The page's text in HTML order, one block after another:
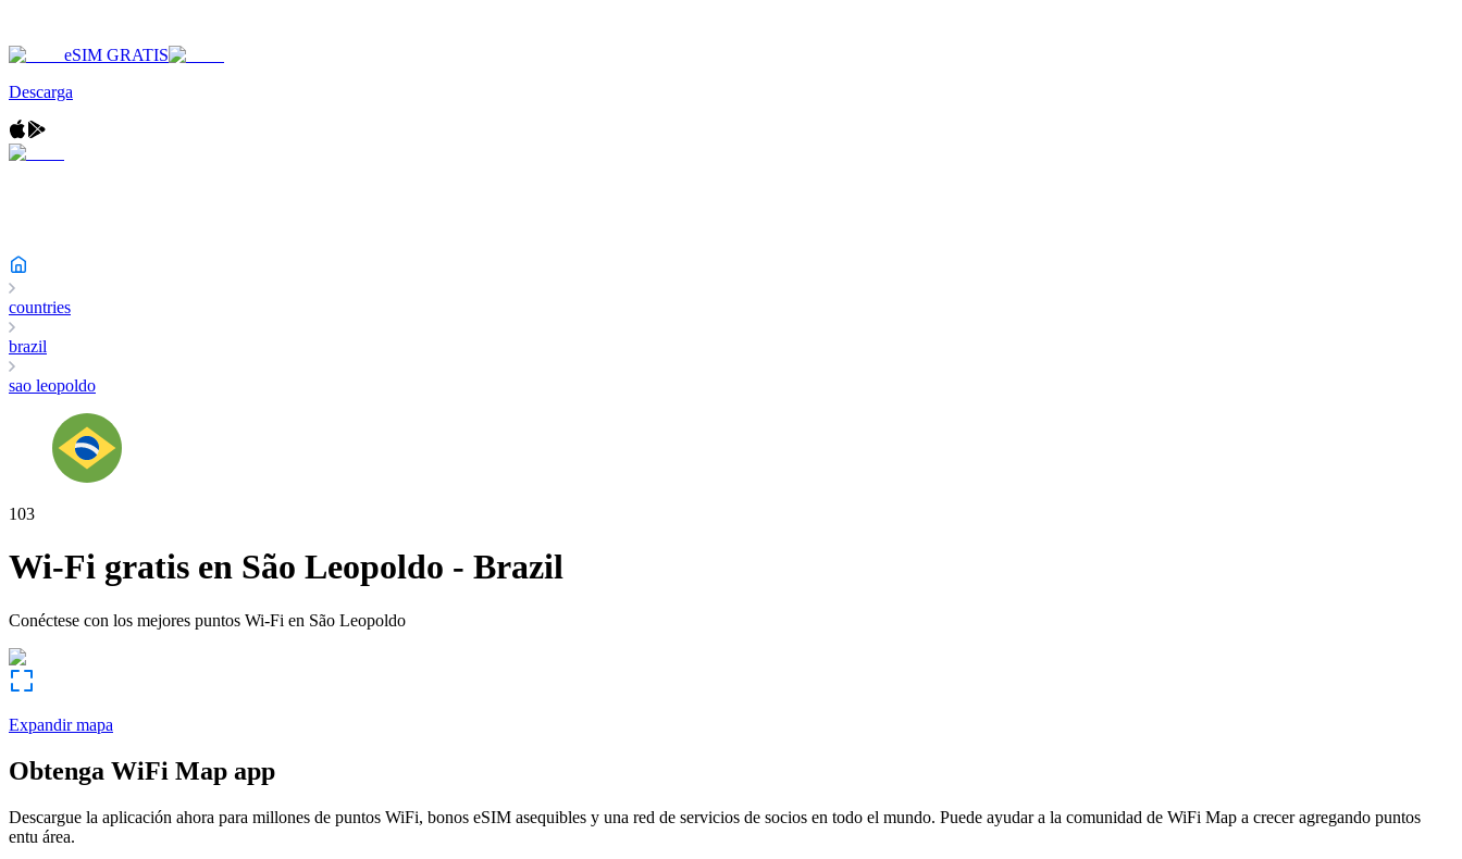
eSIM GRATIS
Descarga
countries
brazil
sao leopoldo
103
Wi-Fi gratis en São Leopoldo - Brazil
Conéctese con los mejores puntos Wi-Fi en São Leopoldo
Expandir mapa
Obtenga WiFi Map app
Descargue la aplicación ahora para millones de puntos WiFi, bonos eSIM asequibles y una red de servicios de socios en todo el mundo. Puede ayudar a la comunidad de WiFi Map a crecer agregando puntos
entu área.